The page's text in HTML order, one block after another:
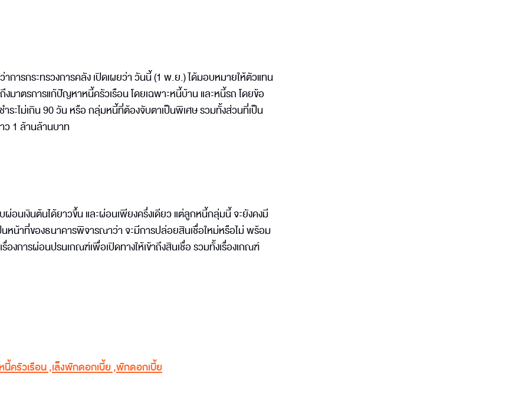
ารกระทรวงการคลัง เปิดเผยว่า วันนี้ (1 พ.ย.) ได้มอบหมายให้ตัวแทน
มาตรการแก้ปัญหาหนี้ครัวเรือน โดยเฉพาะหนี้บ้าน และหนี้รถ โดยข้อ
ระไม่เกิน 90 วัน หรือ กลุ่มหนี้ที่ต้องจับตาเป็นพิเศษ รวมทั้งส่วนที่เป็น
ว 1 ล้านล้านบาท
อนเงินต้นได้ยาวขึ้น และผ่อนเพียงครึ่งเดียว แต่ลูกหนี้กลุ่มนี้ จะยังคงมี
ป็นหน้าที่ของธนาคารพิจารณาว่า จะมีการปล่อยสินเชื่อใหม่หรือไม่ พร้อม
องการผ่อนปรนเกณฑ์เพื่อเปิดทางให้เข้าถึงสินเชื่อ รวมทั้งเรื่องเกณฑ์
หนี้ครัวเรือน,เล็งพักดอกเบี้ย,พักดอกเบี้ย